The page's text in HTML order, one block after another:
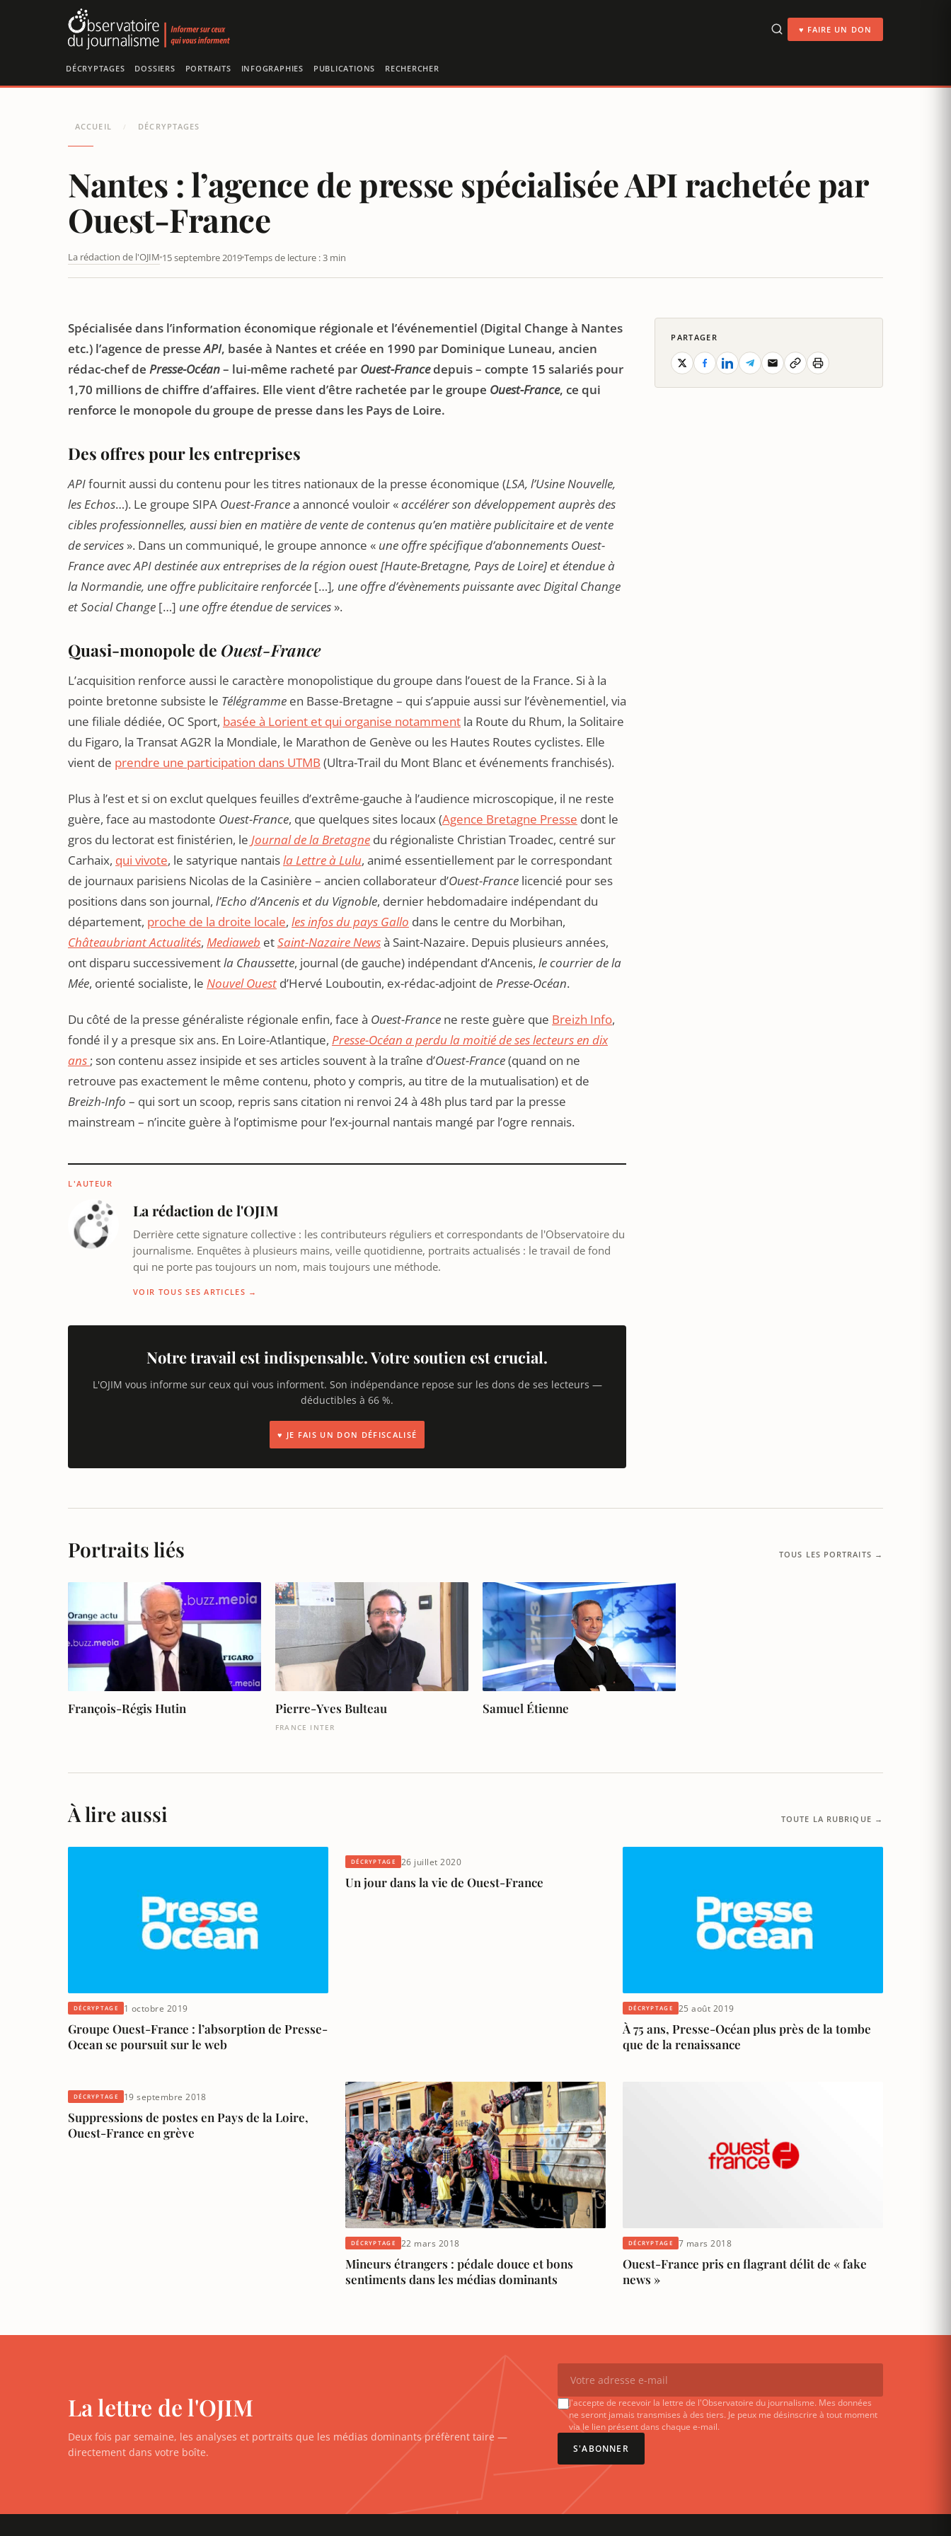
♥ FAIRE UN DON
DÉCRYPTAGES DOSSIERS PORTRAITS INFOGRAPHIES PUBLICATIONS RECHERCHER
ACCUEIL / DÉCRYPTAGES
Nantes : l’agence de presse spécialisée API rachetée par
Ouest-France
La rédaction de l'OJIM 15 septembre 2019Temps de lecture : 3 min
NANTES : L’AGENCE DE PRESSE SPÉCIALISÉE API RACHETÉE PAR OUEST-FRANCE
Spécialisée dans l’information économique régionale et l’événementiel (Digital Change à Nantes
etc.) l’agence de presseAPI, basée à Nantes et créée en 1990 par Dominique Luneau, ancien
rédac-chef de Presse-Océan– lui-même racheté par Ouest-Francedepuis – compte 15 salariés pour
1,70 millions de chiffre d’affaires. Elle vient d’être rachetée par le groupe Ouest-France, ce qui
renforce le monopole du groupe de presse dans les Pays de Loire.
Des offres pour les entreprises
APIfournit aussi du contenu pour les titres nationaux de la presse économique (LSA, l’Usine Nouvelle,
les Echos…). Le groupe SIPA Ouest-Francea annoncé vouloir «accélérer son développement auprès des
cibles professionnelles, aussi bien en matière de vente de contenus qu’en matière publicitaire et de vente
de services ». Dans un communiqué, le groupe annonce « une offre spécifique d’abonnements Ouest-
France avec API destinée aux entreprises de la région ouest [Haute-Bretagne, Pays de Loire] et étendue à
la Normandie, une offre publicitaire renforcée […], une offre d’évènements puissante avec Digital Change
et Social Change […] une offre étendue de services ».
Quasi-monopole de Ouest-France
L’acquisition renforce aussi le caractère monopolistique du groupe dans l’ouest de la France. Si à la
pointe bretonne subsiste le Télégramme en Basse-Bretagne – qui s’appuie aussi sur l’évènementiel, via
une filiale dédiée, OC Sport, basée à Lorient et qui organise notamment la Route du Rhum, la Solitaire
du Figaro, la Transat AG2R la Mondiale, le Marathon de Genève ou les Hautes Routes cyclistes. Elle
vient de prendre une participation dans UTMB (Ultra-Trail du Mont Blanc et événements franchisés).
Plus à l’est et si on exclut quelques feuilles d’extrême-gauche à l’audience microscopique, il ne reste
guère, face au mastodonte Ouest-France, que quelques sites locaux (Agence Bretagne Presse dont le
gros du lectorat est finistérien, le Journal de la Bretagne du régionaliste Christian Troadec, centré sur
Carhaix, qui vivote, le satyrique nantaisla Lettre à Lulu, animé essentiellement par le correspondant
de journaux parisiens Nicolas de la Casinière – ancien collaborateur d’Ouest-France licencié pour ses
positions dans son journal, l’Echo d’Ancenis et du Vignoble, dernier hebdomadaire indépendant du
département, proche de la droite locale, les infos du pays Gallo dans le centre du Morbihan,
Châteaubriant Actualités, Mediaweb etSaint-Nazaire Newsà Saint-Nazaire. Depuis plusieurs années,
ont disparu successivementla Chaussette, journal (de gauche) indépendant d’Ancenis, le courrier de la
Mée, orienté socialiste, le Nouvel Ouest d’Hervé Louboutin, ex-rédac-adjoint de Presse-Océan.
Du côté de la presse généraliste régionale enfin, face à Ouest-France ne reste guère que Breizh Info,
fondé il y a presque six ans. En Loire-Atlantique, Presse-Océan a perdu la moitié de ses lecteurs en dix
ans ; son contenu assez insipide et ses articles souvent à la traîne d’Ouest-France(quand on ne
retrouve pas exactement le même contenu, photo y compris, au titre de la mutualisation) et de
Breizh-Info – qui sort un scoop, repris sans citation ni renvoi 24 à 48h plus tard par la presse
mainstream – n’incite guère à l’optimisme pour l’ex-journal nantais mangé par l’ogre rennais.
L'AUTEUR
La rédaction de l'OJIM
Derrière cette signature collective : les contributeurs réguliers et correspondants de l'Observatoire du
journalisme. Enquêtes à plusieurs mains, veille quotidienne, portraits actualisés : le travail de fond
qui ne porte pas toujours un nom, mais toujours une méthode.
VOIR TOUS SES ARTICLES →
Notre travail est indispensable. Votre soutien est crucial.
L'OJIM vous informe sur ceux qui vous informent. Son indépendance repose sur les dons de ses lecteurs —
déductibles à 66 %.
♥ JE FAIS UN DON DÉFISCALISÉ
PARTAGER
Portraits liés TOUS LES PORTRAITS →
François-Régis Hutin Pierre-Yves Bulteau
FRANCE INTER
Samuel Étienne
À lire aussi TOUTE LA RUBRIQUE →
DÉCRYPTAGE 1 octobre 2019
Groupe Ouest-France : l’absorption de Presse-
Ocean se poursuit sur le web
DÉCRYPTAGE 26 juillet 2020
Un jour dans la vie de Ouest-France
DÉCRYPTAGE 25 août 2019
À 75 ans, Presse-Océan plus près de la tombe
que de la renaissance
DÉCRYPTAGE 19 septembre 2018
Suppressions de postes en Pays de la Loire,
Ouest-France en grève
DÉCRYPTAGE 22 mars 2018
Mineurs étrangers : pédale douce et bons
sentiments dans les médias dominants
DÉCRYPTAGE 7 mars 2018
Ouest-France pris en flagrant délit de « fake
news »
La lettre de l'OJIM
Deux fois par semaine, les analyses et portraits que les médias dominants préfèrent taire —
directement dans votre boîte.
J'accepte de recevoir la lettre de l'Observatoire du journalisme. Mes données
ne seront jamais transmises à des tiers. Je peux me désinscrire à tout moment
via le lien présent dans chaque e-mail.
S'ABONNER
Panneau de gestion des cookies